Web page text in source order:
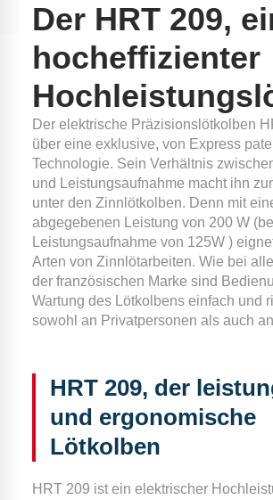
Der HRT 209,
hocheffizienter
Der elektrische Präzisionslötkolben
über eine exklusive, von Express
Technologie. Sein Verhältnis
und Leistungsaufnahme macht ihn
unter den Zinnlötkolben. Denn mit
abgegebenen Leistung von 200 W
Leistungsaufnahme von 125W )
Arten von Zinnlötarbeiten. Wie bei
der französischen Marke sind
Wartung des Lötkolbens einfach und
sowohl an Privatpersonen als auch
HRT 209, der
und ergonomische
Lötkolben
HRT 209 ist ein elektrischer